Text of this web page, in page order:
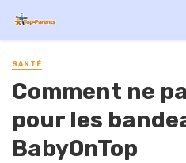
SANTÉ
Comment ne
pour les
BabyOnTop